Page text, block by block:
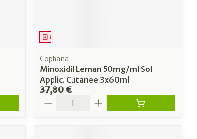
Médicament
Cophana
Minoxidil Leman 50mg/ml Sol
Applic. Cutanee 3x60ml
37,80 €
Quantité